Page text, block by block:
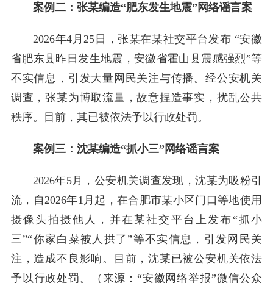
案例二：张某编造“肥东发生地震”网络谣言案
2026年4月25日，张某在某社交平台发布 “安徽
省肥东县昨日发生地震，安徽省霍山县震感强烈”等
不实信息，引发大量网民关注与传播。经公安机关
调查，张某为博取流量，故意捏造事实，扰乱公共
秩序。目前，其已被依法予以行政处罚。
案例三：沈某编造“抓小三”网络谣言案
2026年5月，公安机关调查发现，沈某为吸粉引
流，自2026年1月起，在合肥市某小区门口等地使用
摄像头拍摄他人，并在某社交平台上发布“抓小
三”“你家白菜被人拱了”等不实信息，引发网民关
注，造成不良影响。目前，沈某已被公安机关依法
予以行政处罚。（来源：“安徽网络举报”微信公众